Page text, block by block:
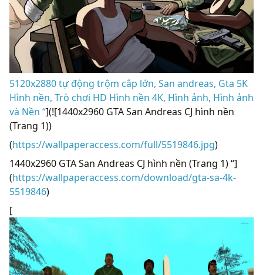
5120x2880 tự động trộm cắp lớn, San andreas, Gta 5K
Hình nền, Trò chơi HD Hình nền 4K, Hình ảnh, Hình ảnh
và Nền “](![1440x2960 ​​GTA San Andreas CJ hình nền
(Trang 1))
(https://wallpaperaccess.com/full/5519846.jpg)
1440x2960 ​​GTA San Andreas CJ hình nền (Trang 1) “]
(https://wallpaperaccess.com/download/gta-sa-4k-
5519846)
[